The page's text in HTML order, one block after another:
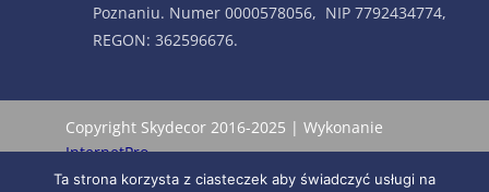
Poznaniu. Numer 0000578056, NIP 7792434774,
REGON: 362596676.
Copyright Skydecor 2016-2025 | Wykonanie
InternetPro
Ta strona korzysta z ciasteczek aby świadczyć usługi na